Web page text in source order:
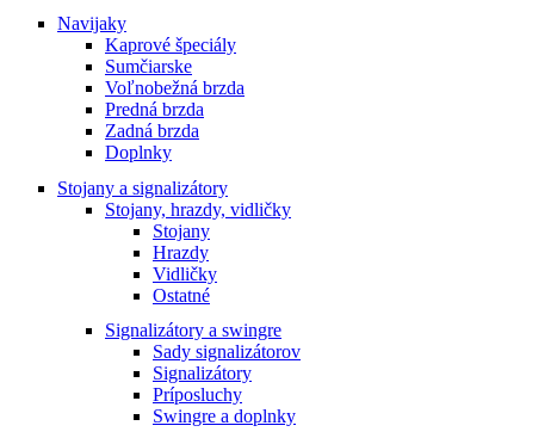
Navijaky
Kaprové špeciály
Sumčiarske
Voľnobežná brzda
Predná brzda
Zadná brzda
Doplnky
Stojany a signalizátory
Stojany, hrazdy, vidličky
Stojany
Hrazdy
Vidličky
Ostatné
Signalizátory a swingre
Sady signalizátorov
Signalizátory
Príposluchy
Swingre a doplnky